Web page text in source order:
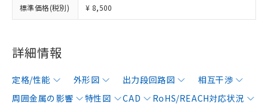
標準価格(税別) ¥ 8,500
詳細情報
定格/性能 外形図 出力段回路図
相互干渉
周囲金属の影響
特性図 CAD
RoHS/REACH対応状況